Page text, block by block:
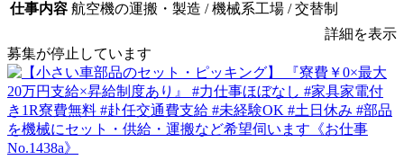
仕事内容 航空機の運搬・製造 / 機械系工場 / 交替制
詳細を表示
募集が停止しています